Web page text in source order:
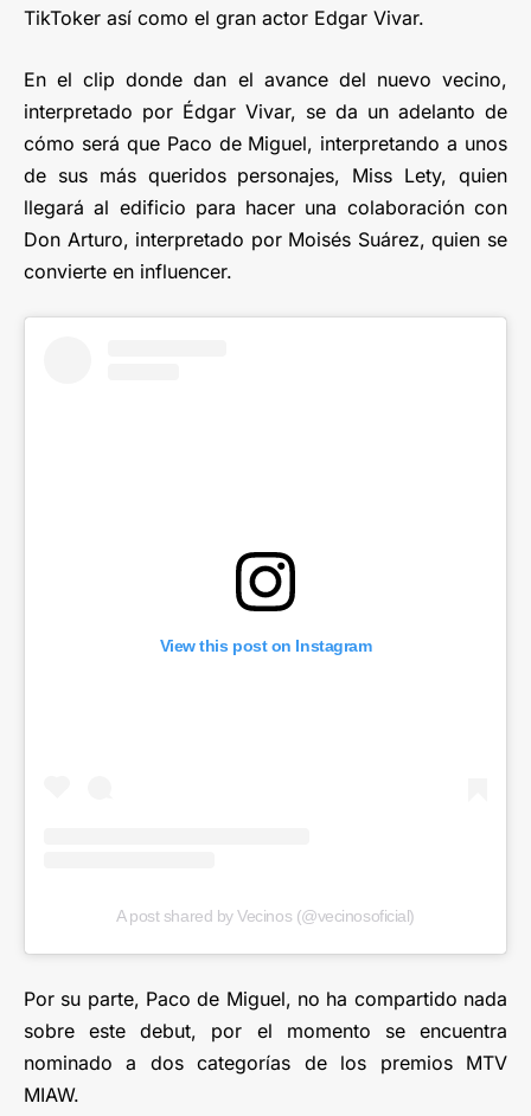
TikToker así como el gran actor Edgar Vivar.
En el clip donde dan el avance del nuevo vecino,
interpretado por Édgar Vivar, se da un adelanto de
cómo será que Paco de Miguel, interpretando a unos
de sus más queridos personajes, Miss Lety, quien
llegará al edificio para hacer una colaboración con
Don Arturo, interpretado por Moisés Suárez, quien se
convierte en influencer.
View this post on Instagram
A post shared by Vecinos (@vecinosoficial)
Por su parte, Paco de Miguel, no ha compartido nada
sobre este debut, por el momento se encuentra
nominado a dos categorías de los premios MTV
MIAW.